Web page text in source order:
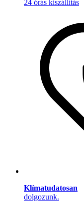
24 órás kiszállítás
Klímatudatosan
dolgozunk.